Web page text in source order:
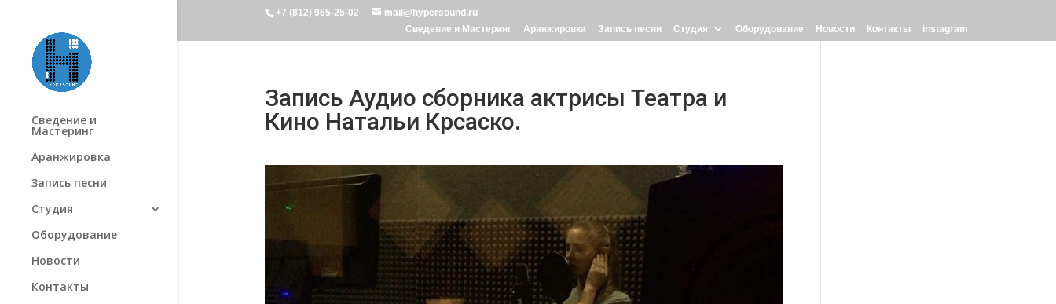
+7 (812) 965-25-02
mail@hypersound.ru
Сведение и Мастеринг
Аранжировка Запись песни Студия Оборудование Новости Контакты instagram
Сведение и
Мастеринг
Аранжировка
Запись песни
Студия
Оборудование
Новости
Контакты
Запись Аудио сборника актрисы Театра и
Кино Натальи Крсаско.